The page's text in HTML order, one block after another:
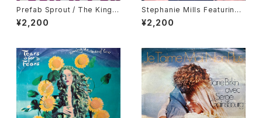
Prefab Sprout / The King
Of Rock 'N' Roll
¥2,200
Stephanie Mills Featuring
Teddy Pendergrass / Two
Hearts
¥2,200